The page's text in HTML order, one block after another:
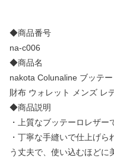
◆商品番号
na-c006
◆商品名
nakota Colunaline ブッテ
財布 ウォレット メンズ レ
◆商品説明
・上質なブッテーロレザー
・丁寧な手縫いで仕上げ
う丈夫で、使い込むほどに